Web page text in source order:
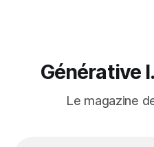
Générative
Le magazine